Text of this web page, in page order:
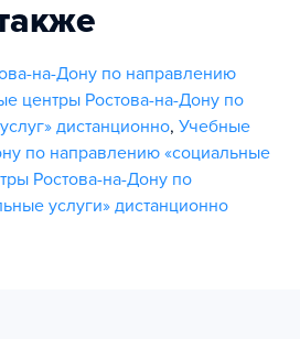
на-Дону по направлению
центры Ростова-на-Дону по
дистанционно, Учебные
по направлению «социальные
Ростова-на-Дону по
услуги» дистанционно